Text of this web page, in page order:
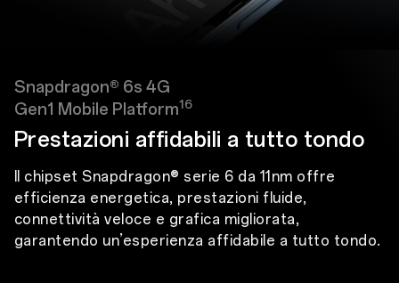
Snapdragon® 6s 4G
Gen1 Mobile Platform16
Prestazioni affidabili a tutto tondo
Il chipset Snapdragon® serie 6 da 11nm offre
efficienza energetica, prestazioni fluide,
connettività veloce e grafica migliorata,
garantendo un’esperienza affidabile a tutto tondo.